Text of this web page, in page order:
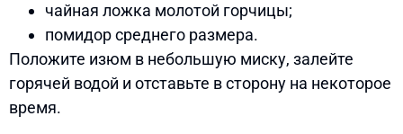
чайная ложка молотой горчицы;
помидор среднего размера.
Положите изюм в небольшую миску, залейте
горячей водой и отставьте в сторону на некоторое
время.